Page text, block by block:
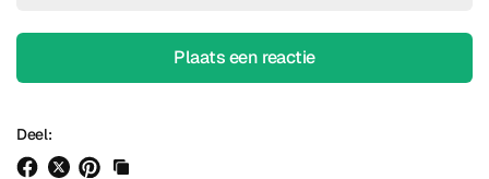
Deel: